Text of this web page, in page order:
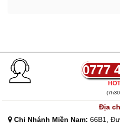
0777
Địa
Chi Nhánh Miền Nam: 66B1,